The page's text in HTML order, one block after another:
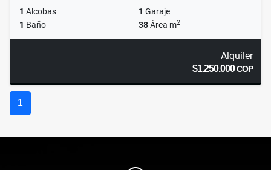
1 Alcobas 1 Garaje
1 Baño 38Área m2
Alquiler
$1.250.000COP
1